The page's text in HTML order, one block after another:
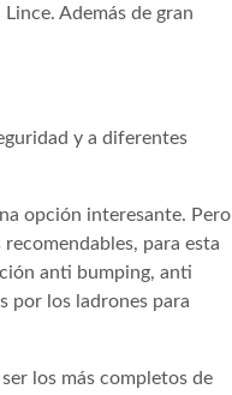
Además de gran
y a diferentes
opción interesante. Pero
para esta
anti bumping, anti
por los ladrones para
los más completos de